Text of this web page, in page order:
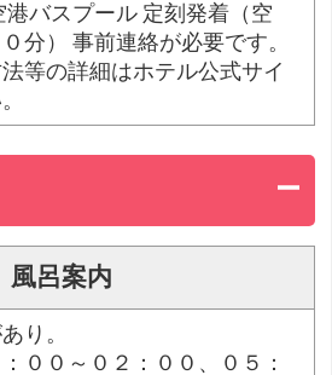
バスプール 定刻発着（空
） 事前連絡が必要です。
等の詳細はホテル公式サイ
風呂案内
り。
００～０２：００、０５：